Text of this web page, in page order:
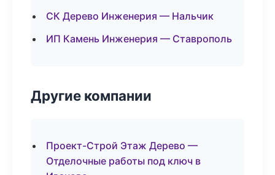
СК Дерево Инженерия — Нальчик
ИП Камень Инженерия — Ставрополь
Другие компании
Проект-Строй Этаж Дерево —
Отделочные работы под ключ в